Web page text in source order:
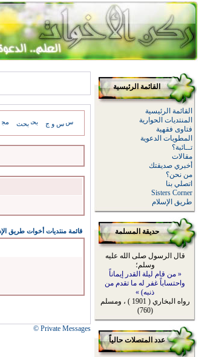
القائمة الرئيسية
القائمة الرئيسية
المنتديات الحوارية
فتاوى فقهية
المطويات الدعوية
تــائبة؟
مقالات
أخبري صديقتك
من نحن؟
اتصلي بنا
Sisters Corner
طريق الإسلام
حديقة المسلمة
قال الرسول صلى الله عليه
وسلم؛
« من قام ليلة القدر إيماناً
واحتساباً غفر له ما تقدم من
ذنبه) »
رواه البخاري ( 1901 ) ، ومسلم
(760)
عدد المتصلات حالياً
س و ج بحث
قائمة منتديات أخوات طريق
Private Messages ©